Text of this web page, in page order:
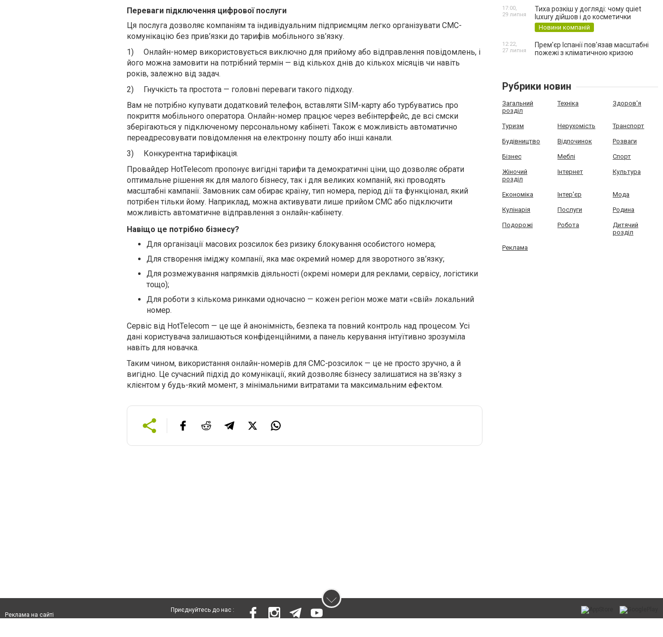
Переваги підключення цифрової послуги
Ця послуга дозволяє компаніям та індивідуальним підприємцям легко організувати СМС-
комунікацію без прив’язки до тарифів мобільного зв’язку.
1)
Онлайн-номер використовується виключно для прийому або відправлення повідомлень, і
його можна замовити на потрібний термін — від кількох днів до кількох місяців чи навіть
років, залежно від задач.
2)
Гнучкість та простота — головні переваги такого підходу.
Вам не потрібно купувати додатковий телефон, вставляти SIM-карту або турбуватись про
покриття мобільного оператора. Онлайн-номер працює через вебінтерфейс, де всі смски
зберігаються у підключеному персональному кабінеті. Також є можливість автоматично
переадресовувати повідомлення на електронну пошту або інші канали.
3)
Конкурентна тарифікація.
Провайдер HotTelecom пропонує вигідні тарифи та демократичні ціни, що дозволяє обрати
оптимальне рішення як для малого бізнесу, так і для великих компаній, які проводять
масштабні кампанії. Замовник сам обирає країну, тип номера, період дії та функціонал, який
потрібен тільки йому. Наприклад, можна активувати лише прийом СМС або підключити
можливість автоматичне відправлення з онлайн-кабінету.
Навіщо це потрібно бізнесу?
Для організації масових розсилок без ризику блокування особистого номера;
Для створення іміджу компанії, яка має окремий номер для зворотного зв’язку;
Для розмежування напрямків діяльності (окремі номери для реклами, сервісу, логістики
тощо);
Для роботи з кількома ринками одночасно — кожен регіон може мати «свій» локальний
номер.
Сервіс від HotTelecom — це ще й анонімність, безпека та повний контроль над процесом. Усі
дані користувача залишаються конфіденційними, а панель керування інтуїтивно зрозуміла
навіть для новачка.
Таким чином, використання онлайн-номерів для СМС-розсилок — це не просто зручно, а й
вигідно. Це сучасний підхід до комунікації, який дозволяє бізнесу залишатися на зв’язку з
клієнтом у будь-який момент, з мінімальними витратами та максимальним ефектом.
Тиха розкіш у догляді: чому quiet
luxury дійшов і до косметички
Новини компаній
17:00,
29 липня
Прем'єр Іспанії пов'язав масштабні
пожежі з кліматичною кризою
12:22,
27 липня
Рубрики новин
Загальний
розділ
Техніка Здоров'я
Туризм Нерухомість Транспорт
Будівництво Відпочинок Розваги
Бізнес Меблі Спорт
Жіночий
розділ
Інтернет Культура
Економіка Інтер'єр Мода
Кулінарія Послуги Родина
Подорожі Робота
Дитячий
розділ
Реклама
Реклама на сайті
Приєднуйтесь до нас :